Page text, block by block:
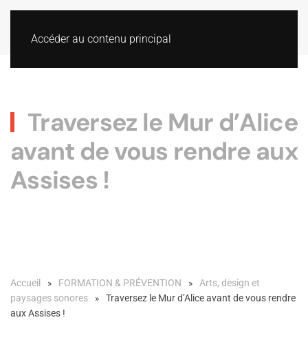
Accéder au contenu principal
Traversez le Mur d’Alice
avant de vous rendre aux
Assises !
Accueil FORMATION & PRÉVENTION
Arts, design et
paysages sonores
Traversez le Mur d’Alice avant de vous rendre
aux Assises !